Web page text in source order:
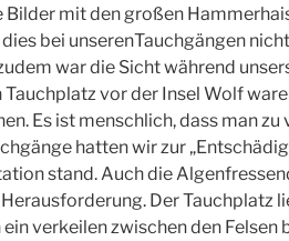
Bilder mit den großen
bei unserenTauchgängen
war die Sicht während
vor der Insel Wolf
Es ist menschlich, dass man
hatten wir zur
stand. Auch die
Der Tauchplatz
verkeilen zwischen den Felsen